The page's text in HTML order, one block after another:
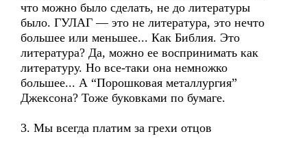
что можно было сделать, не до литературы
было. ГУЛАГ — это не литература, это нечто
большее или меньшее... Как Библия. Это
литература? Да, можно ее воспринимать как
литературу. Но все-таки она немножко
большее... А “Порошковая металлургия”
Джексона? Тоже буковками по бумаге.
3. Мы всегда платим за грехи отцов